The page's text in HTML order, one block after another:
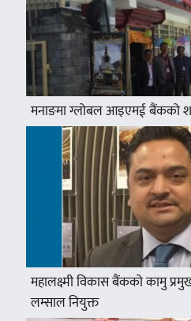
मनाङमा ग्लोबल आइएमई बैंकको
महालक्ष्मी विकास बैंकको कामु
लम्साल नियुक्त